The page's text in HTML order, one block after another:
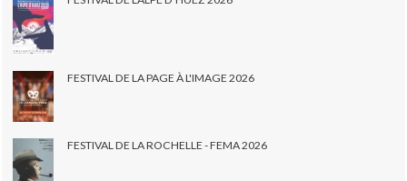
FESTIVAL DE LA PAGE À L'IMAGE 2026
FESTIVAL DE LA ROCHELLE - FEMA 2026